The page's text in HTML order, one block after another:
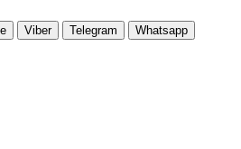
Viber Telegram Whatsapp